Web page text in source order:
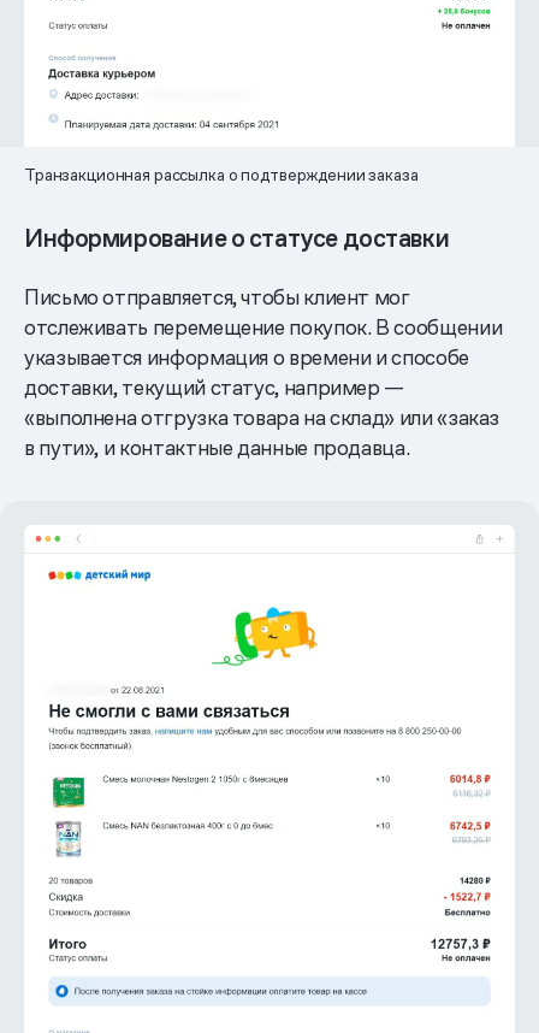
Транзакционная рассылка о подтверждении заказа
Информирование о статусе доставки
Письмо отправляется, чтобы клиент мог
отслеживать перемещение покупок. В сообщении
указывается информация о времени и способе
доставки, текущий статус, например —
«выполнена отгрузка товара на склад» или «заказ
в пути», и контактные данные продавца.